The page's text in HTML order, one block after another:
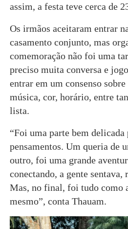
assim, a festa teve cerca de
Os irmãos aceitaram entrar
casamento conjunto, mas
comemoração não foi uma
preciso muita conversa e
entrar em um consenso
música, cor, horário, entre
lista.
“Foi uma parte bem delicada
pensamentos. Um queria de
outro, foi uma grande
conectando, a gente sentava,
Mas, no final, foi tudo como
mesmo”, conta Thauam.